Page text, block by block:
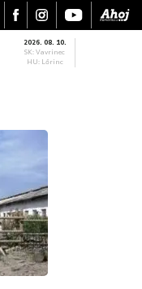
2026. 08. 10.
SK: Vavrinec
HU: Lőrinc